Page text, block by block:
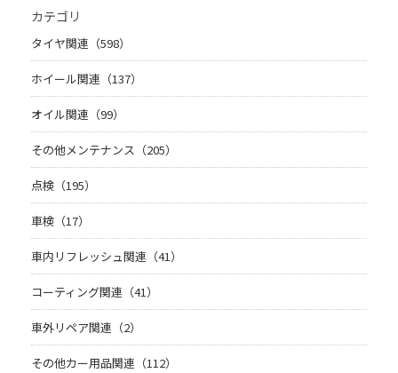
カテゴリ
タイヤ関連（598）
ホイール関連（137）
オイル関連（99）
その他メンテナンス（205）
点検（195）
車検（17）
車内リフレッシュ関連（41）
コーティング関連（41）
車外リペア関連（2）
その他カー用品関連（112）